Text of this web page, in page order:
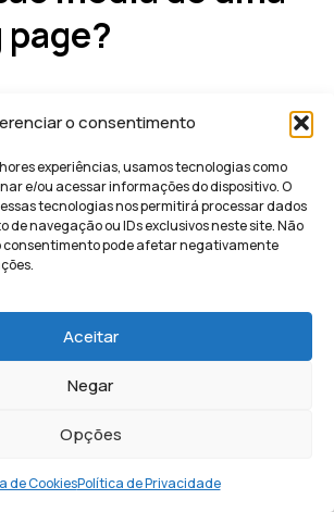
o consentimento
experiências, usamos tecnologias como
e/ou acessar informações do dispositivo. O
tecnologias nos permitirá processar dados
de navegação ou IDs exclusivos neste site. Não
consentimento pode afetar negativamente
Aceitar
Negar
Opções
de CookiesPolítica de Privacidade
benchmarks gerais são:
de formulário:5-10%
bom)
de lead magnet:10-20%
produto:
de consulta:3-8%
em webinar:15-30%
otimizadas podem atingir 15-25%
que usamgeração de leads
superam esses benchmarks.